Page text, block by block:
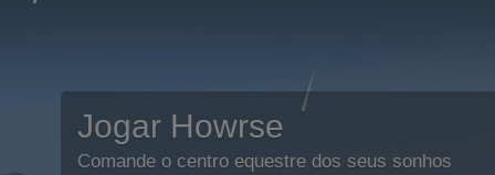
Jogar Howrse
Comande o centro equestre dos seus sonhos